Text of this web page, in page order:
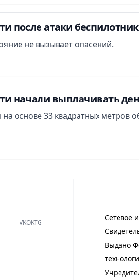
после атаки
не вызывает опасений.
начали выплачивать
на основе 33 квадратных
Сетевое
Выдано
VKOKTG